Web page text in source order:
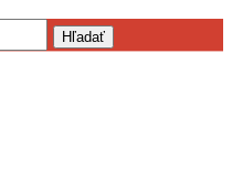
Hľadať